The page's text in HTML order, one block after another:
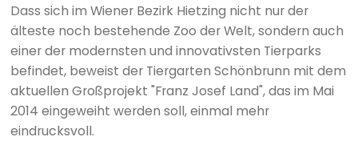
Dass sich im Wiener Bezirk Hietzing nicht nur der
älteste noch bestehende Zoo der Welt, sondern auch
einer der modernsten und innovativsten Tierparks
befindet, beweist der Tiergarten Schönbrunn mit dem
aktuellen Großprojekt "Franz Josef Land", das im Mai
2014 eingeweiht werden soll, einmal mehr
eindrucksvoll.